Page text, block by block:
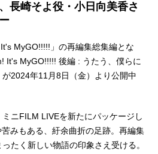
長崎そよ役・小日向美香さ
MyGO!!!!!」の再編集総集編とな
It's MyGO!!!!! 後編 : うたう、僕らに
2024年11月8日（金）より公開中
ニFILM LIVEを新たにパッケージし
みもある、紆余曲折の足跡。再編集
たく新しい物語の印象さえ受ける。